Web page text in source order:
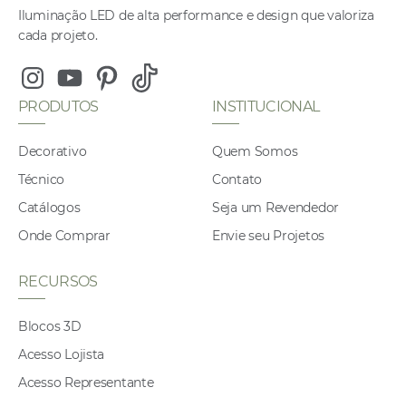
Iluminação LED de alta performance e design que valoriza
cada projeto.
InstagramYoutubePinterest
Tiktok
PRODUTOS
Decorativo
Técnico
Catálogos
Onde Comprar
INSTITUCIONAL
Quem Somos
Contato
Seja um Revendedor
Envie seu Projetos
RECURSOS
Blocos 3D
Acesso Lojista
Acesso Representante